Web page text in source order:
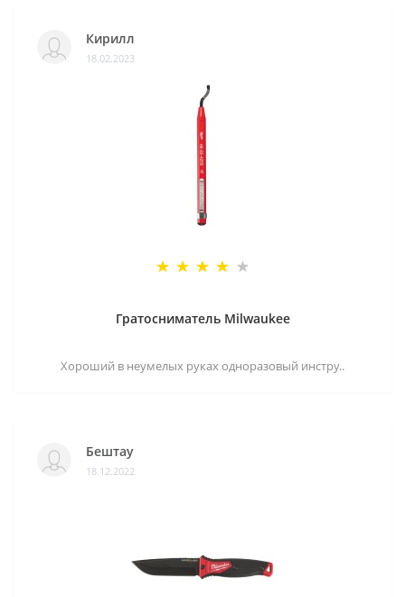
Кирилл
18.02.2023
Гратосниматель Milwaukee
Хороший в неумелых руках одноразовый инстру..
Бештау
18.12.2022